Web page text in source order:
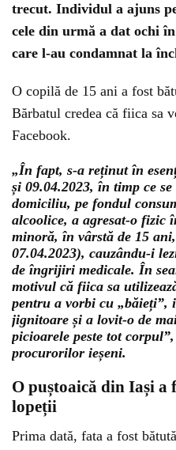
trecut. Individul a ajuns
cele din urmă a dat ochi
care l-au condamnat la
O copilă de 15 ani a fost
Bărbatul credea că fiica sa
Facebook.
„În fapt, s-a reținut în
și 09.04.2023, în timp ce
domiciliu, pe fondul
alcoolice, a agresat-o fizic
minoră, în vârstă de 15
07.04.2023), cauzându-i
de îngrijiri medicale. În
motivul că fiica sa
pentru a vorbi cu „băieți”,
jignitoare și a lovit-o de
picioarele peste tot
procurorilor ieșeni.
O puștoaică din Iași a
lopeții
Prima dată, fata a fost